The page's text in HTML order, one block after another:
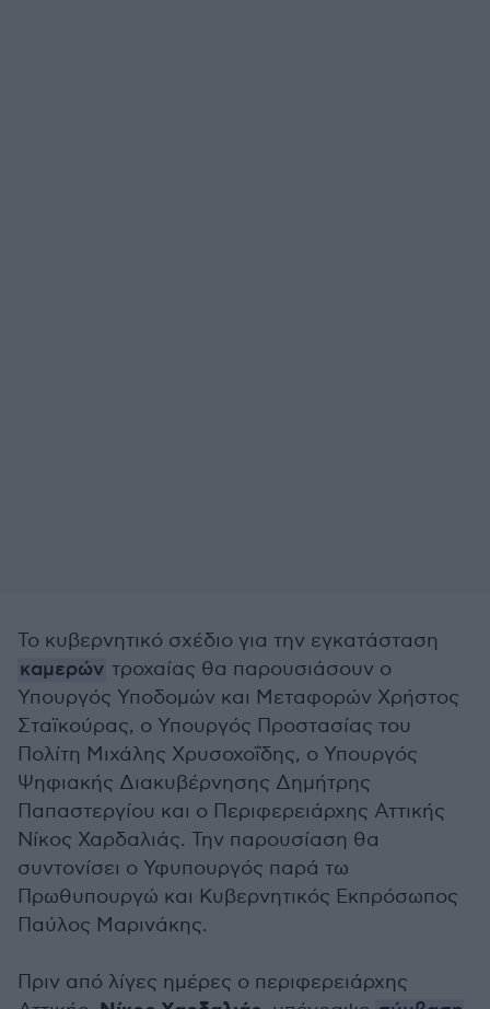
Το κυβερνητικό σχέδιο για την εγκατάσταση
καμερών τροχαίας θα παρουσιάσουν ο
Υπουργός Υποδομών και Μεταφορών Χρήστος
Σταϊκούρας, ο Υπουργός Προστασίας του
Πολίτη Μιχάλης Χρυσοχοΐδης, ο Υπουργός
Ψηφιακής Διακυβέρνησης Δημήτρης
Παπαστεργίου και ο Περιφερειάρχης Αττικής
Νίκος Χαρδαλιάς. Την παρουσίαση θα
συντονίσει ο Υφυπουργός παρά τω
Πρωθυπουργώ και Κυβερνητικός Εκπρόσωπος
Παύλος Μαρινάκης.
Πριν από λίγες ημέρες ο περιφερειάρχης